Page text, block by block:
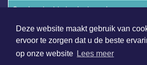
Deze website maakt gebruik van
ervoor te zorgen dat u de beste
op onze website Lees meer
Overige dagbladen in de regio
Algemene voorwaarden
Disclaimer